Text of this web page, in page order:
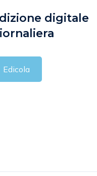
digitale
Edicola